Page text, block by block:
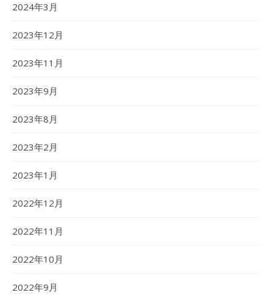
2024年3月
2023年12月
2023年11月
2023年9月
2023年8月
2023年2月
2023年1月
2022年12月
2022年11月
2022年10月
2022年9月